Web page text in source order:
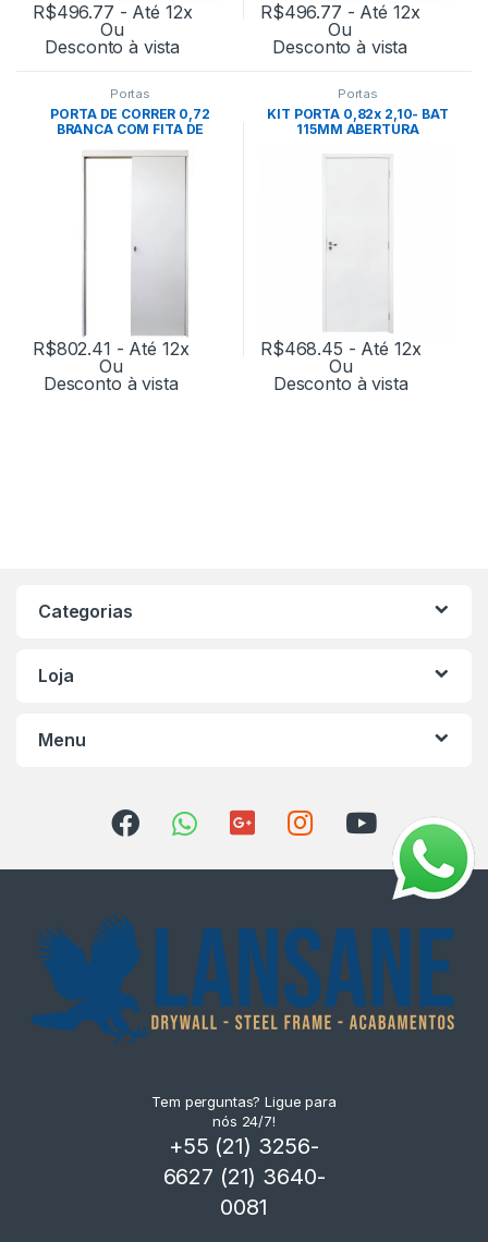
R$496.77 - Até 12x
Ou
Desconto à vista
R$496.77 - Até 12x
Ou
Desconto à vista
Portas
PORTA DE CORRER 0,72
BRANCA COM FITA DE
R$802.41 - Até 12x
Ou
Desconto à vista
Portas
KIT PORTA 0,82x 2,10- BAT
115MM ABERTURA
R$468.45 - Até 12x
Ou
Desconto à vista
Categorias
Loja
Menu
Tem perguntas? Ligue para
nós 24/7!
+55 (21) 3256-
6627 (21) 3640-
0081